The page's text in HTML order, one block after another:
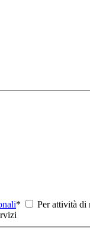
*
Per attività di